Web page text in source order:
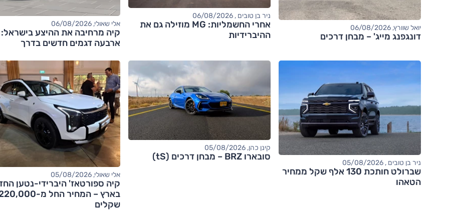
יואל שוורץ, 06/08/2026
דונגפנג מייג' – מבחן דרכים
ניר בן טובים , 06/08/2026
אחרי החשמליות: MG מוזילה גם את
ההיברידיות
אלי שאולי, 06/08/2026
קיה מרחיבה את ההיצע בישראל:
ארבעה דגמים חדשים בדרך
ניר בן טובים , 05/08/2026
שברולט חותכת 130 אלף שקל ממחיר
הטאהו
קינן כהן, 05/08/2026
סובארו BRZ – מבחן דרכים (tS)
אלי שאולי, 05/08/2026
קיה ספורטאז' היברידי-נטען
בארץ – המחיר החל מ-
שקלים